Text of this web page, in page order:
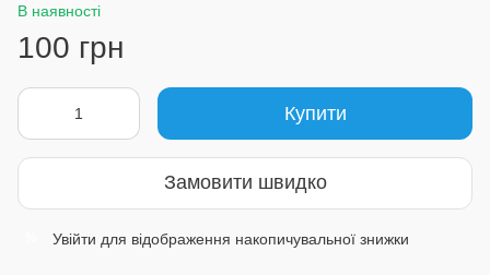
В наявності
100 грн
Купити
Замовити швидко
Увійти для відображення накопичувальної знижки